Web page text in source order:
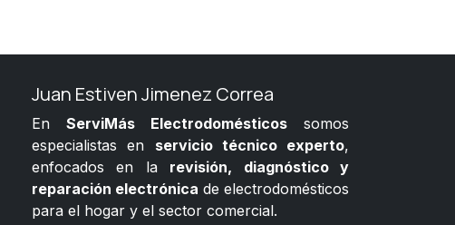
Juan Estiven Jimenez Correa
En ServiMás Electrodomésticos somos
especialistas en servicio técnico experto,
enfocados en la revisión, diagnóstico y
reparación electrónica de electrodomésticos
para el hogar y el sector comercial.